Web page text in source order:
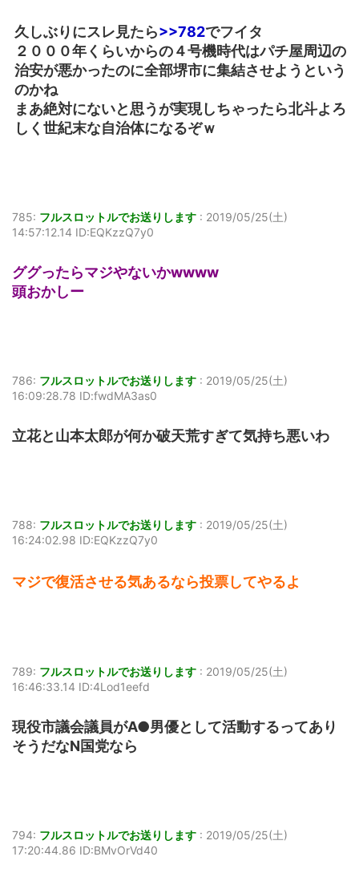
久しぶりにスレ見たら>>782でフイタ
２０００年くらいからの４号機時代はパチ屋周辺の
治安が悪かったのに全部堺市に集結させようという
のかね
まあ絶対にないと思うが実現しちゃったら北斗よろ
しく世紀末な自治体になるぞｗ
785: フルスロットルでお送りします : 2019/05/25(土)
14:57:12.14 ID:EQKzzQ7y0
ググったらマジやないかwwww
頭おかしー
786: フルスロットルでお送りします : 2019/05/25(土)
16:09:28.78 ID:fwdMA3as0
立花と山本太郎が何か破天荒すぎて気持ち悪いわ
788: フルスロットルでお送りします : 2019/05/25(土)
16:24:02.98 ID:EQKzzQ7y0
マジで復活させる気あるなら投票してやるよ
789: フルスロットルでお送りします : 2019/05/25(土)
16:46:33.14 ID:4Lod1eefd
現役市議会議員がA●男優として活動するってあり
そうだなN国党なら
794: フルスロットルでお送りします : 2019/05/25(土)
17:20:44.86 ID:BMvOrVd40